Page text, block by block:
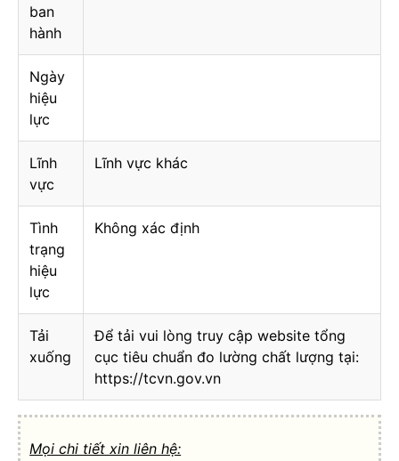
ban
hành
Ngày
hiệu
lực
Lĩnh
vực
Lĩnh vực khác
Tình
trạng
hiệu
lực
Không xác định
Tải
xuống
Để tải vui lòng truy cập website tổng
cục tiêu chuẩn đo lường chất lượng tại:
https://tcvn.gov.vn
Mọi chi tiết xin liên hệ: